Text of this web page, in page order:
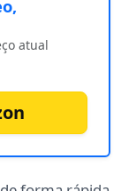
atual